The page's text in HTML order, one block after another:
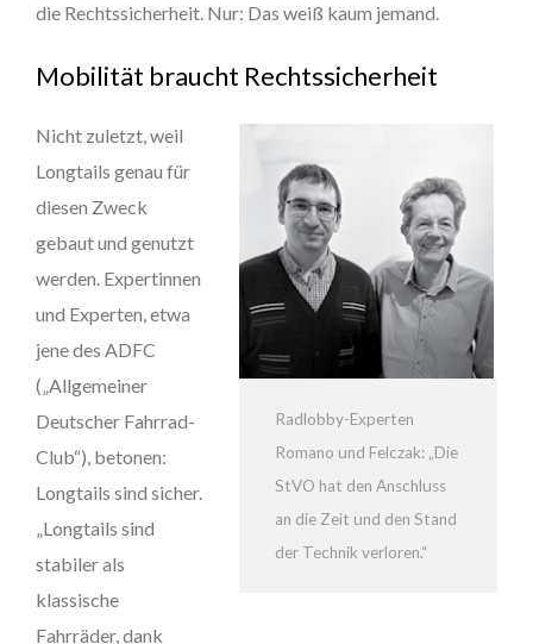
die Rechtssicherheit. Nur: Das weiß kaum jemand.
Mobilität braucht Rechtssicherheit
Radlobby-Experten
Romano und Felczak: „Die
StVO hat den Anschluss
an die Zeit und den Stand
der Technik verloren.“
Nicht zuletzt, weil
Longtails genau für
diesen Zweck
gebaut und genutzt
werden. Expertinnen
und Experten, etwa
jene des ADFC
(„Allgemeiner
Deutscher Fahrrad-
Club“), betonen:
Longtails sind sicher.
„Longtails sind
stabiler als
klassische
Fahrräder, dank